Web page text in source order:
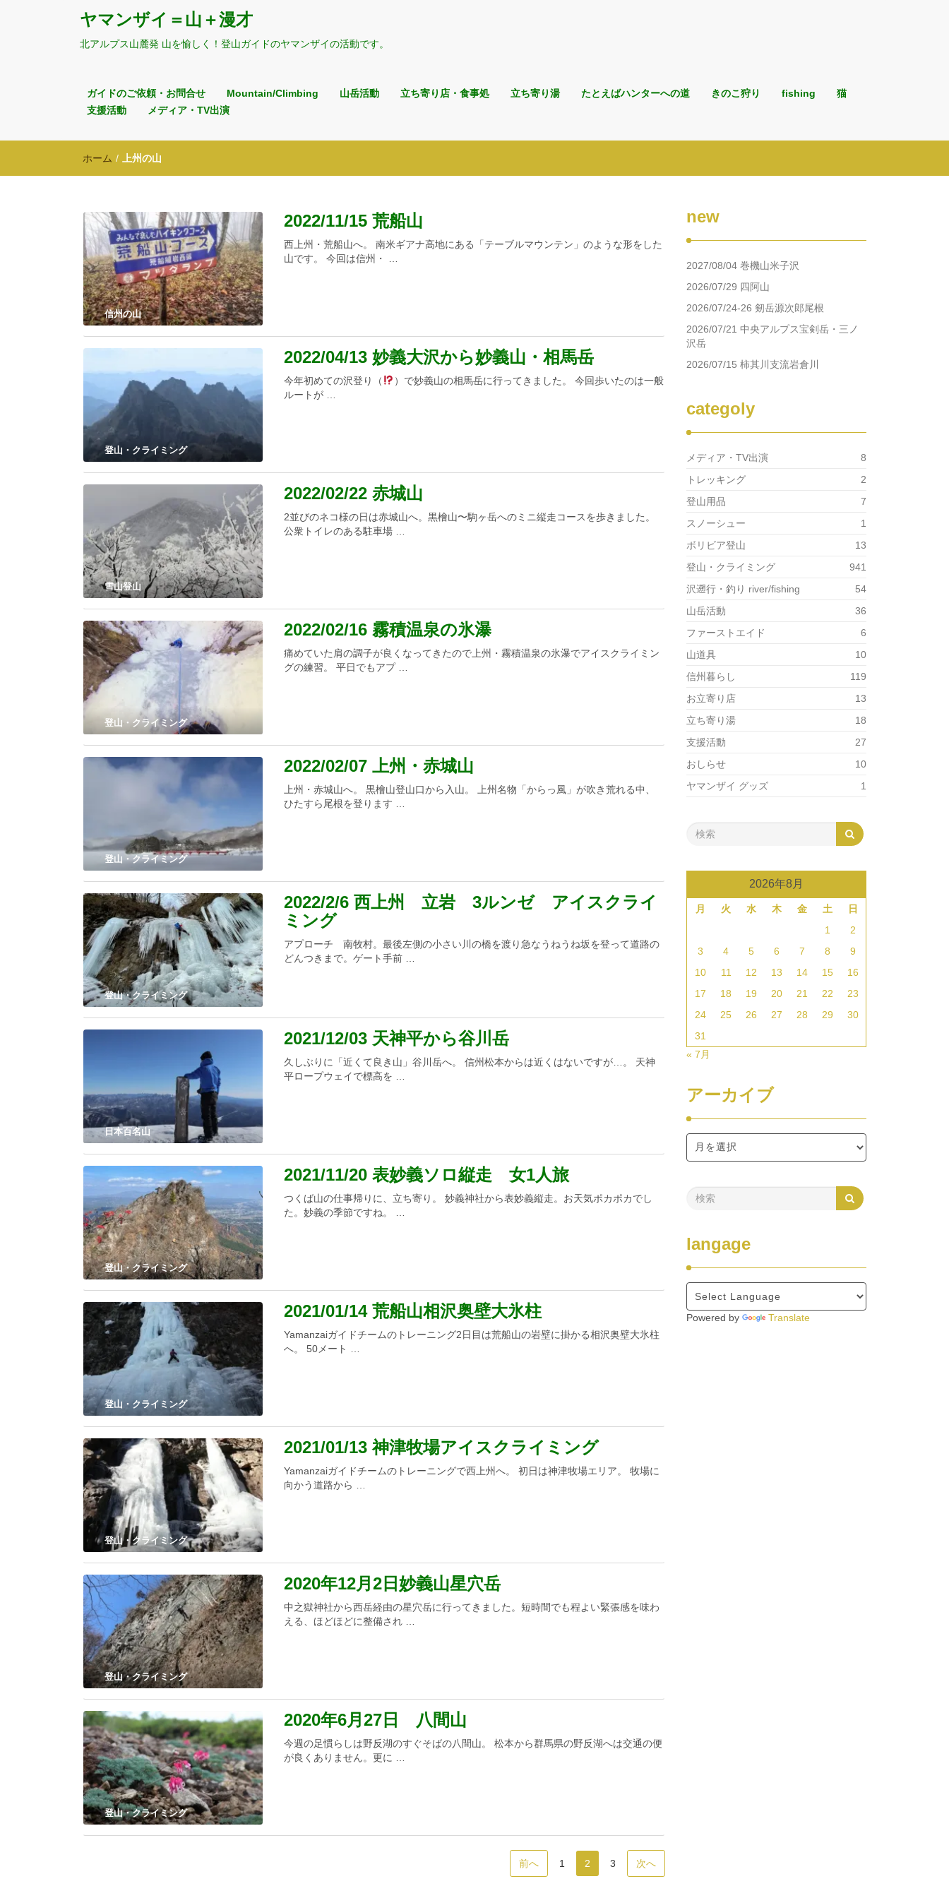
ヤマンザイ＝山＋漫才
北アルプス山麓発 山を愉しく！登山ガイドのヤマンザイの活動です。
ガイドのご依頼・お問合せ Mountain/Climbing 山岳活動 立ち寄り店・食事処 立ち寄り湯 たとえばハンターへの道 きのこ狩り fishing
猫
支援活動
メディア・TV出演
ホーム / 上州の山
信州の山
2022/11/15 荒船山
西上州・荒船山へ。 南米ギアナ高地にある「テーブルマウンテン」のような形をした
山です。 今回は信州・ …
登山・クライミング
2022/04/13 妙義大沢から妙義山・相馬岳
今年初めての沢登り（
）で妙義山の相馬岳に行ってきました。 今回歩いたのは一般
ルートが …
雪山登山
2022/02/22 赤城山
2並びのネコ様の日は赤城山へ。黒檜山〜駒ヶ岳へのミニ縦走コースを歩きました。
公衆トイレのある駐車場 …
登山・クライミング
2022/02/16 霧積温泉の氷瀑
痛めていた肩の調子が良くなってきたので上州・霧積温泉の氷瀑でアイスクライミン
グの練習。 平日でもアプ …
登山・クライミング
2022/02/07 上州・赤城山
上州・赤城山へ。 黒檜山登山口から入山。 上州名物「からっ風」が吹き荒れる中、
ひたすら尾根を登ります …
登山・クライミング
2022/2/6 西上州 立岩 3ルンゼ アイスクライ
ミング
アプローチ 南牧村。最後左側の小さい川の橋を渡り急なうねうね坂を登って道路の
どんつきまで。ゲート手前 …
日本百名山
2021/12/03 天神平から谷川岳
久しぶりに「近くて良き山」谷川岳へ。 信州松本からは近くはないですが…。 天神
平ロープウェイで標高を …
登山・クライミング
2021/11/20 表妙義ソロ縦走 女1人旅
つくば山の仕事帰りに、立ち寄り。 妙義神社から表妙義縦走。お天気ポカポカでし
た。妙義の季節ですね。 …
登山・クライミング
2021/01/14 荒船山相沢奥壁大氷柱
Yamanzaiガイドチームのトレーニング2日目は荒船山の岩壁に掛かる相沢奥壁大氷柱
へ。 50メート …
登山・クライミング
2021/01/13 神津牧場アイスクライミング
Yamanzaiガイドチームのトレーニングで西上州へ。 初日は神津牧場エリア。 牧場に
向かう道路から …
登山・クライミング
2020年12月2日妙義山星穴岳
中之獄神社から西岳経由の星穴岳に行ってきました。短時間でも程よい緊張感を味わ
える、ほどほどに整備され …
登山・クライミング
2020年6月27日 八間山
今週の足慣らしは野反湖のすぐそばの八間山。 松本から群馬県の野反湖へは交通の便
が良くありません。更に …
前へ 1 2 3 次へ
new
2027/08/04 巻機山米子沢
2026/07/29 四阿山
2026/07/24-26 剱岳源次郎尾根
2026/07/21 中央アルプス宝剣岳・三ノ
沢岳
2026/07/15 柿其川支流岩倉川
categoly
メディア・TV出演
8
トレッキング
2
登山用品
7
スノーシュー
1
ボリビア登山
13
登山・クライミング
941
沢遡行・釣り river/fishing
54
山岳活動
36
ファーストエイド
6
山道具
10
信州暮らし
119
お立寄り店
13
立ち寄り湯
18
支援活動
27
おしらせ
10
ヤマンザイ グッズ
1
2026年8月
月 火 水 木 金 土
日
1
2
3
4 5 6 7 8
9
10
11 12 13 14 15
16
17
18 19 20 21 22
23
24
25 26 27 28 29
30
31
« 7月
アーカイブ
langage
Powered by Translate